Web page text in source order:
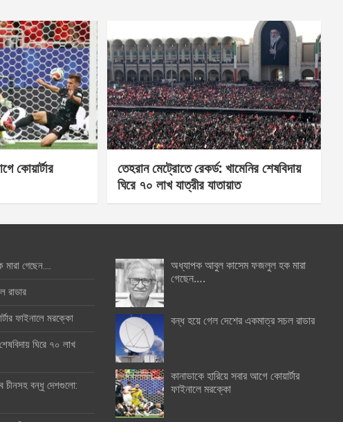
কোয়ার্টার
তেহরান মেট্রোতে রেকর্ড: খামেনির শেষবিদায়
ঘিরে ৭০ লাখ যাত্রীর যাতায়াত
গেছেন….
রাডার
ফাইনালে মরক্কো
ঘিরে ৭০ লাখ
চীনসহ বন্ধু দেশগুলো:
অধ্যাপক আবুল কাসেম ফজলুল হক মারা
গেছেন….
বন্ধ হয়ে গেল দেশের একমাত্র সচল রাডার
কানাডাকে হারিয়ে সবার আগে কোয়ার্টার
ফাইনালে মরক্কো